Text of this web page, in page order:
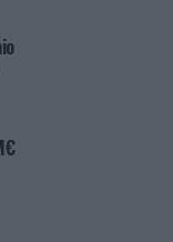
inovadoras
societais para
Norte (38%), na
região Centro
6 laboratórios